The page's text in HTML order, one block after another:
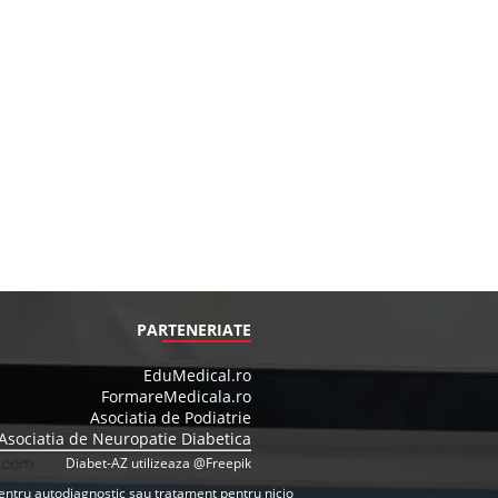
PARTENERIATE
EduMedical.ro
FormareMedicala.ro
Asociatia de Podiatrie
de Neuropatie Diabetica
Diabet-AZ utilizeaza @Freepik
autodiagnostic sau tratament pentru nicio